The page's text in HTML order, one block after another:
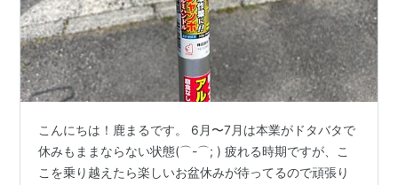
こんにちは！鹿まるです。 6月〜7月は本業がドタバタで
休みもままならない状態(⌒-⌒; ) 疲れる時期ですが、こ
こを乗り越えたら楽しいお盆休みが待ってるので頑張り